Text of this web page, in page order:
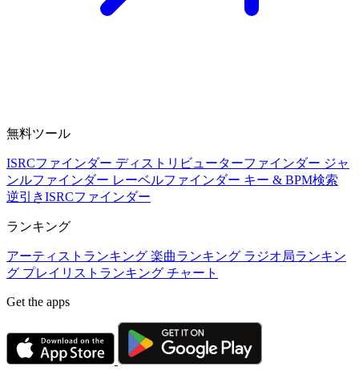
無料ツール
ISRCファインダー ディストリビューターファインダー ジャ
ンルファインダー レーベルファインダー キー & BPM検索
逆引きISRCファインダー
ランキング
アーティストランキング 楽曲ランキング ラジオ局ランキン
グ プレイリストランキング チャート
Get the apps